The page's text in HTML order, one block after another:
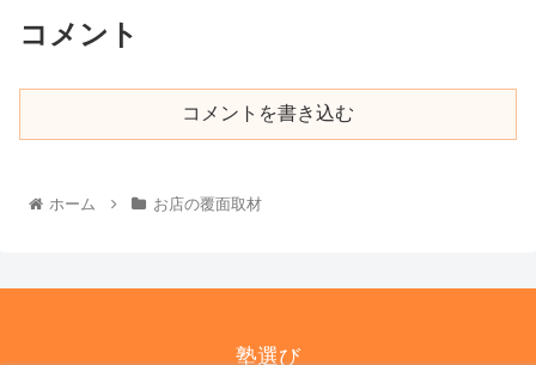
コメント
コメントを書き込む
ホーム お店の覆面取材
塾選び